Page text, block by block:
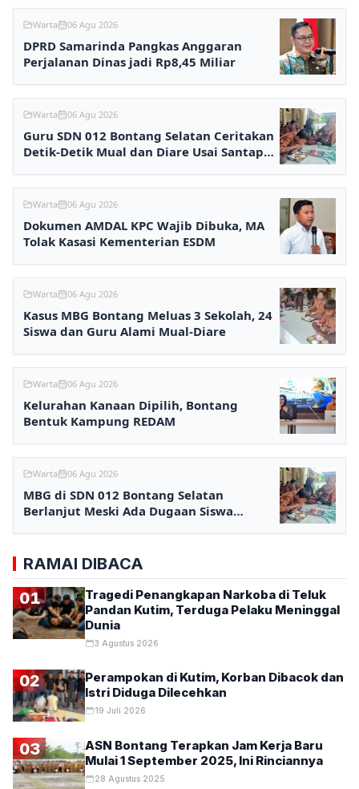
Warta 06 Agu 2026
DPRD Samarinda Pangkas Anggaran
Perjalanan Dinas jadi Rp8,45 Miliar
Warta 06 Agu 2026
Guru SDN 012 Bontang Selatan Ceritakan
Detik-Detik Mual dan Diare Usai Santap
Warta 06 Agu 2026
Dokumen AMDAL KPC Wajib Dibuka, MA
Tolak Kasasi Kementerian ESDM
Warta 06 Agu 2026
Kasus MBG Bontang Meluas 3 Sekolah, 24
Siswa dan Guru Alami Mual-Diare
Warta 06 Agu 2026
Kelurahan Kanaan Dipilih, Bontang
Bentuk Kampung REDAM
Warta 06 Agu 2026
MBG di SDN 012 Bontang Selatan
Berlanjut Meski Ada Dugaan Siswa
RAMAI DIBACA
01
Tragedi Penangkapan Narkoba di Teluk
Pandan Kutim, Terduga Pelaku Meninggal
Dunia
3 Agustus 2026
02
Perampokan di Kutim, Korban Dibacok dan
Istri Diduga Dilecehkan
19 Juli 2026
03
ASN Bontang Terapkan Jam Kerja Baru
Mulai 1 September 2025, Ini Rinciannya
28 Agustus 2025